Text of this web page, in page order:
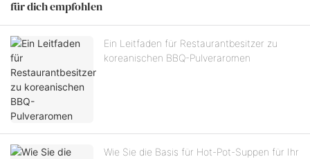
für dich empfohlen
Ein Leitfaden für Restaurantbesitzer zu
koreanischen BBQ-Pulveraromen
Wie Sie die Basis für Hot-Pot-Suppen für Ihr